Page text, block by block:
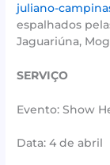
juliano-
espalhados
Jaguariúna,
SERVIÇO
Evento: Show
Data: 4 de abril